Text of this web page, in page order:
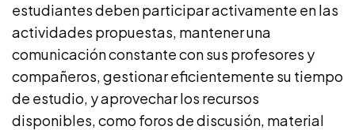
estudiantes deben participar activamente en las
actividades propuestas, mantener una
comunicación constante con sus profesores y
compañeros, gestionar eficientemente su tiempo
de estudio, y aprovechar los recursos
disponibles, como foros de discusión, material